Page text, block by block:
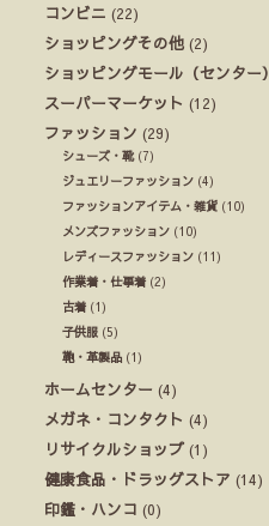
コンビニ (22)
ショッピングその他 (2)
ショッピングモール（センター）
スーパーマーケット (12)
ファッション (29)
シューズ・靴(7)
ジュエリーファッション (4)
ファッションアイテム・雑貨 (10)
メンズファッション (10)
レディースファッション (11)
作業着・仕事着 (2)
古着 (1)
子供服 (5)
鞄・革製品 (1)
ホームセンター (4)
メガネ・コンタクト (4)
リサイクルショップ (1)
健康食品・ドラッグストア (14)
印鑑・ハンコ (0)